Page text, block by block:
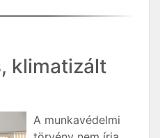
klimatizált
A munkavédelmi